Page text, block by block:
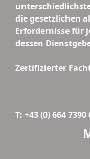
die gesetzlichen
Erfordernisse für
dessen
Zertifizierter
T: +43 (0) 664 7390